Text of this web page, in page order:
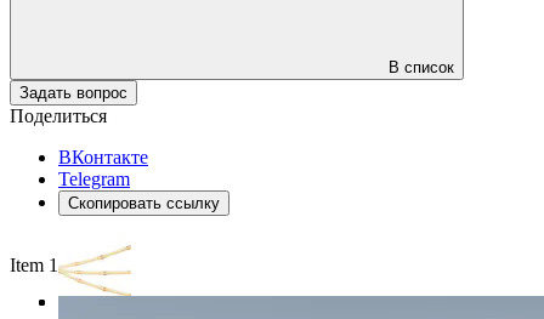
В список
Задать вопрос
Поделиться
ВКонтакте
Telegram
Скопировать ссылку
Item 1 of 3